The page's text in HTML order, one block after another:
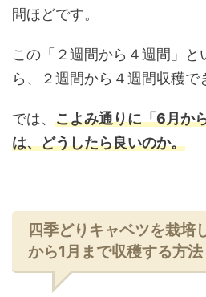
間ほどです。
この「２週間から４週間」と
ら、２週間から４週間収穫で
では、 こよみ通りに「6月か
は、どうしたら良いのか。
四季どりキャベツを栽培
から1月まで収穫する方法